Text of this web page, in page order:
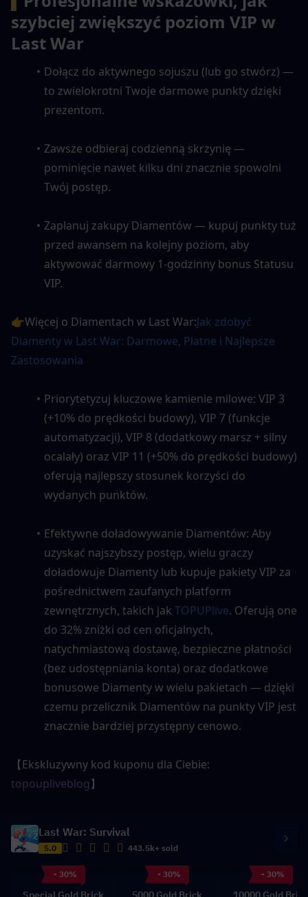
szybciej zwiększyć poziom VIP w
Last War
Dołącz do aktywnego sojuszu (lub go stwórz) —
to zwielokrotni Twoje darmowe punkty dzięki
prezentom.
Zawsze odbieraj codzienną skrzynię —
pominięcie nawet kilku dni znacznie spowolni
Twój postęp.
Zaplanuj zakupy Diamentów — kupuj punkty tuż
przed awansem na kolejny poziom, aby
aktywować darmowy 1-godzinny bonus Statusu
VIP.
👉Więcej o Diamentach w Last War:Jak zdobyć
Diamenty w Last War: Darmowe, Płatne i Najlepsze
Zastosowania
Priorytetyzuj kluczowe kamienie milowe: VIP 3
(+10% do prędkości budowy), VIP 7 (funkcje
automatyzacji), VIP 8 (dodatkowy marsz + silny
ocalały) oraz VIP 11 (+50% do prędkości budowy)
oferują najlepszy stosunek korzyści do
wydanych punktów.
Efektywne doładowywanie Diamentów: Aby
uzyskać najszybszy postęp, wielu graczy
doładowuje Diamenty lub kupuje pakiety VIP za
pośrednictwem zaufanych platform
zewnętrznych, takich jak TOPUPlive. Oferują one
do 32% zniżki od cen oficjalnych,
natychmiastową dostawę, bezpieczne płatności
(bez udostępniania konta) oraz dodatkowe
bonusowe Diamenty w wielu pakietach — dzięki
czemu przelicznik Diamentów na punkty VIP jest
znacznie bardziej przystępny cenowo.
topoupliveblog】
Last War: Survival
5.0 443.5k+ sold
- 30% - 30% - 30%